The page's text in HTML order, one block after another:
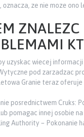
ze nie moze
uzyskac wiecej
pod zarzadzac
Granie teraz
posrednictwem Cruks:
pomagac innej osobie
Authority – Pokonanie